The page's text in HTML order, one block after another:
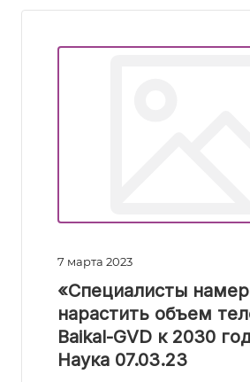
7 марта 2023
«Специалисты
нарастить объем
Baikal-GVD к 2030
Наука 07.03.23